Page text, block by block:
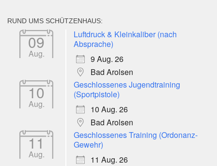
RUND UMS SCHÜTZENHAUS:
09
Aug.
Luftdruck & Kleinkaliber (nach
Absprache)
9 Aug. 26
Bad Arolsen
10
Aug.
Geschlossenes Jugendtraining
(Sportpistole)
10 Aug. 26
Bad Arolsen
11
Aug.
Geschlossenes Training (Ordonanz-
Gewehr)
11 Aug. 26